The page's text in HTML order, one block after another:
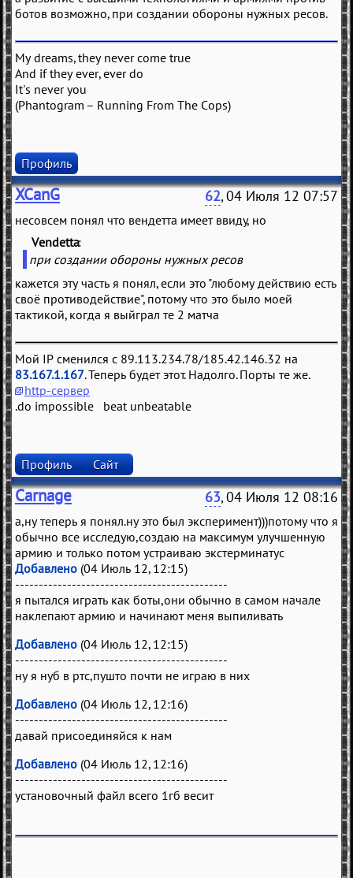
ботов возможно, при создании обороны нужных ресов.
My dreams, they never come true
And if they ever, ever do
It's never you
(Phantogram – Running From The Cops)
Профиль
XCanG 62, 04 Июля 12 07:57
несовсем понял что вендетта имеет ввиду, но
Vendetta
при создании обороны нужных ресов
кажется эту часть я понял, если это "любому действию есть
своё противодействие", потому что это было моей
тактикой, когда я выйграл те 2 матча
Мой IP сменился с 89.113.234.78/185.42.146.32 на
83.167.1.167. Теперь будет этот. Надолго. Порты те же.
http-сервер
.do impossible beat unbeatable
Профиль Сайт
Carnage 63, 04 Июля 12 08:16
а,ну теперь я понял.ну это был эксперимент)))потому что я
обычно все исследую,создаю на максимум улучшенную
армию и только потом устраиваю экстерминатус
Добавлено (04 Июль 12, 12:15)
---------------------------------------------
я пытался играть как боты,они обычно в самом начале
наклепают армию и начинают меня выпиливать
Добавлено (04 Июль 12, 12:15)
---------------------------------------------
ну я нуб в ртс,пушто почти не играю в них
Добавлено (04 Июль 12, 12:16)
---------------------------------------------
давай присоединяйся к нам
Добавлено (04 Июль 12, 12:16)
---------------------------------------------
установочный файл всего 1гб весит